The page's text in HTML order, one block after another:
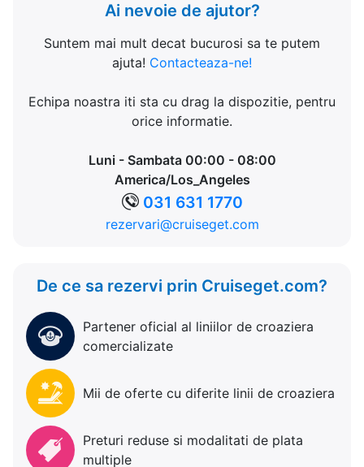
Ai nevoie de ajutor?
Suntem mai mult decat bucurosi sa te putem
ajuta! Contacteaza-ne!
Echipa noastra iti sta cu drag la dispozitie, pentru
orice informatie.
Luni - Sambata 00:00 - 08:00
America/Los_Angeles
031 631 1770
rezervari@cruiseget.com
De ce sa rezervi prin Cruiseget.com?
Partener oficial al liniilor de croaziera
comercializate
Mii de oferte cu diferite linii de croaziera
Preturi reduse si modalitati de plata
multiple